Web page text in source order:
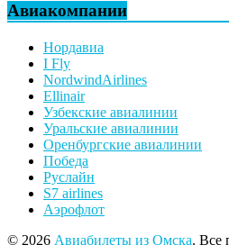
Авиакомпании
Нордавиа
I Fly
NordwindAirlines
Ellinair
Узбекские авиалинии
Уральские авиалинии
Оренбургские авиалинии
Победа
Руслайн
S7 airlines
Аэрофлот
© 2026 Авиабилеты из Омска. Все